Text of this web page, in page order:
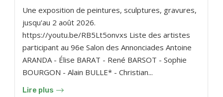
Une exposition de peintures, sculptures, gravures,
jusqu'au 2 août 2026.
https://youtu.be/RB5Lt5onvxs Liste des artistes
participant au 96e Salon des Annonciades Antoine
ARANDA - Élise BARAT - René BARSOT - Sophie
BOURGON - Alain BULLE* - Christian...
Lire plus